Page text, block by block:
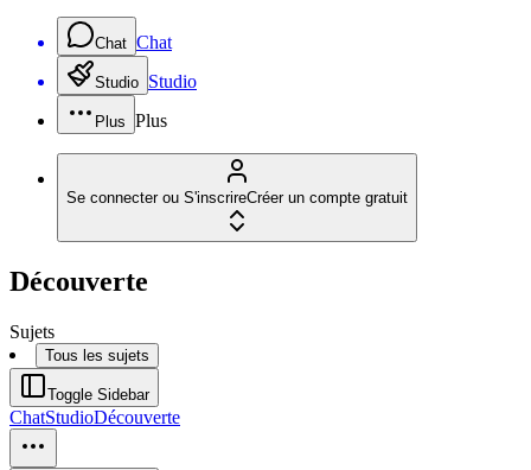
Chat Chat
Studio Studio
Plus Plus
Se connecter ou S'inscrireCréer un compte gratuit
Découverte
Sujets
Tous les sujets
Toggle Sidebar
ChatStudioDécouverte